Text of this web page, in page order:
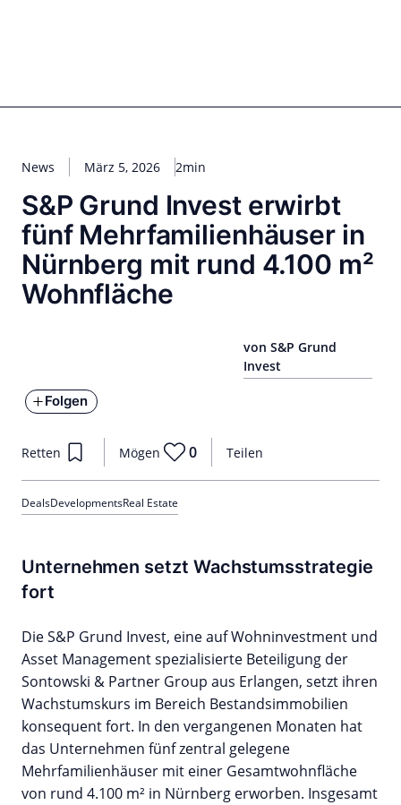
News März 5, 2026 2min
S&P Grund Invest erwirbt
fünf Mehrfamilienhäuser in
Nürnberg mit rund 4.100 m²
Wohnfläche
von S&P Grund
Invest
Folgen
Teilen
Retten Mögen 0
DealsDevelopmentsReal Estate
Unternehmen setzt Wachstumsstrategie
fort
Die S&P Grund Invest, eine auf Wohninvestment und
Asset Management spezialisierte Beteiligung der
Sontowski & Partner Group aus Erlangen, setzt ihren
Wachstumskurs im Bereich Bestandsimmobilien
konsequent fort. In den vergangenen Monaten hat
das Unternehmen fünf zentral gelegene
Mehrfamilienhäuser mit einer Gesamtwohnfläche
von rund 4.100 m² in Nürnberg erworben. Insgesamt